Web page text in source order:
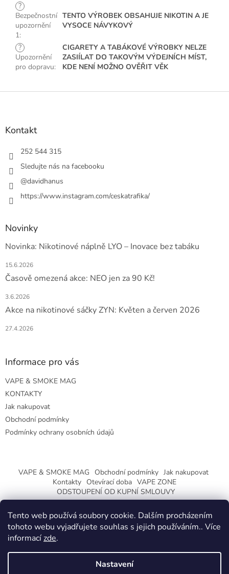
Tento web používá soubory cookie. Dalším procházením
tohoto webu vyjadřujete souhlas s jejich používáním.. Více
informacízde.
Nastavení
?
Bezpečnostní
upozornění
1:
TENTO VÝROBEK OBSAHUJE NIKOTIN A JE
VYSOCE NÁVYKOVÝ
?
Upozornění
pro dopravu:
CIGARETY A TABÁKOVÉ VÝROBKY NELZE
ZASIÍLAT DO TAKOVÝM VÝDEJNÍCH MÍST,
KDE NENÍ MOŽNO OVĚŘIT VĚK
Z
Kontakt
252 544 315
Sledujte nás na facebooku
@davidhanus
https://www.instagram.com/ceskatrafika/
Novinky
Novinka: Nikotinové náplně LYO – Inovace bez tabáku
15.6.2026
Časově omezená akce: NEO jen za 90 Kč!
3.6.2026
Akce na nikotinové sáčky ZYN: Květen a červen 2026
27.4.2026
Informace pro vás
VAPE & SMOKE MAG
KONTAKTY
Jak nakupovat
Obchodní podmínky
Podmínky ochrany osobních údajů
VAPE & SMOKE MAG Obchodní podmínky Jak nakupovat
Kontakty Otevírací doba VAPE ZONE
ODSTOUPENÍ OD KUPNÍ SMLOUVY